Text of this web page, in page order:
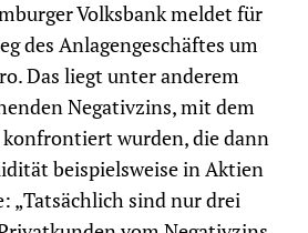
Volksbank meldet für
des Anlagengeschäftes um
Das liegt unter anderem
Negativzins, mit dem
wurden, die dann
beispielsweise in Aktien
„Tatsächlich sind nur drei